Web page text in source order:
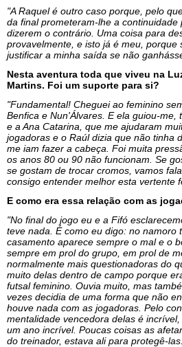
"A Raquel é outro caso porque, pelo
da final prometeram-lhe a
dizerem o contrário. Uma coisa para
provavelmente, e isto já é meu, porque
justificar a minha saída se não
Nesta aventura toda que viveu na
Martins. Foi um suporte para si?
"Fundamental! Cheguei ao feminino
Benfica e Nun'Álvares. E ela guiou-me,
e a Ana Catarina, que me ajudaram
jogadoras e o Raúl dizia que não tinha
me iam fazer a cabeça. Foi muita
os anos 80 ou 90 não funcionam. Se
se gostam de trocar cromos, vamos
consigo entender melhor esta vertente
E como era essa relação com as
"No final do jogo eu e a Fifó
teve nada. É como eu digo: no namoro
casamento aparece sempre o mal e o
sempre em prol do grupo, em prol de
normalmente mais questionadoras do
muito delas dentro de campo porque
futsal feminino. Ouvia muito, mas
vezes decidia de uma forma que não
houve nada com as jogadoras. Pelo
mentalidade vencedora delas é
um ano incrível. Poucas coisas as
do treinador, estava ali para protegê-